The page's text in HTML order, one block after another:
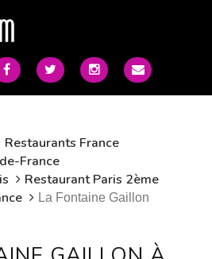
Restaurants France
France
Restaurant Paris 2ème
La Fontaine Gaillon